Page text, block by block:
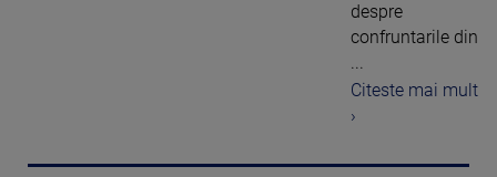
despre
confruntarile din
...
Citeste mai mult
›